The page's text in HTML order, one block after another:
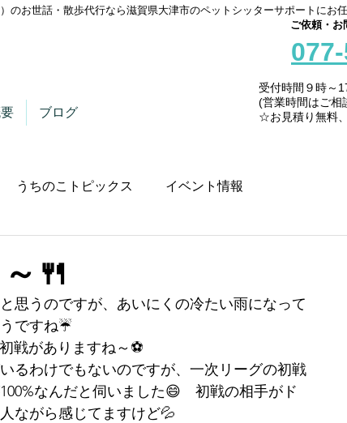
お世話・散歩代行なら滋賀県大津市のペットシッターサポートにお
ブログ
ご依頼・お
受付時間９時～
(営業時間はご相
☆お見積り無料
うちのこトピックス イベント情報
🍴
思うのですが、あいにくの冷たい雨になって
ですね☔
戦がありますね～⚽
るわけでもないのですが、一次リーグの初戦
なんだと伺いました😄　初戦の相手がド
ながら感じてますけど💦